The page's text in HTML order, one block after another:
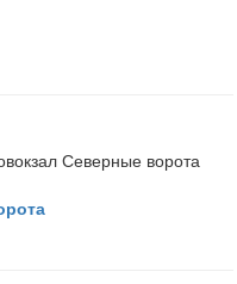
Северные ворота